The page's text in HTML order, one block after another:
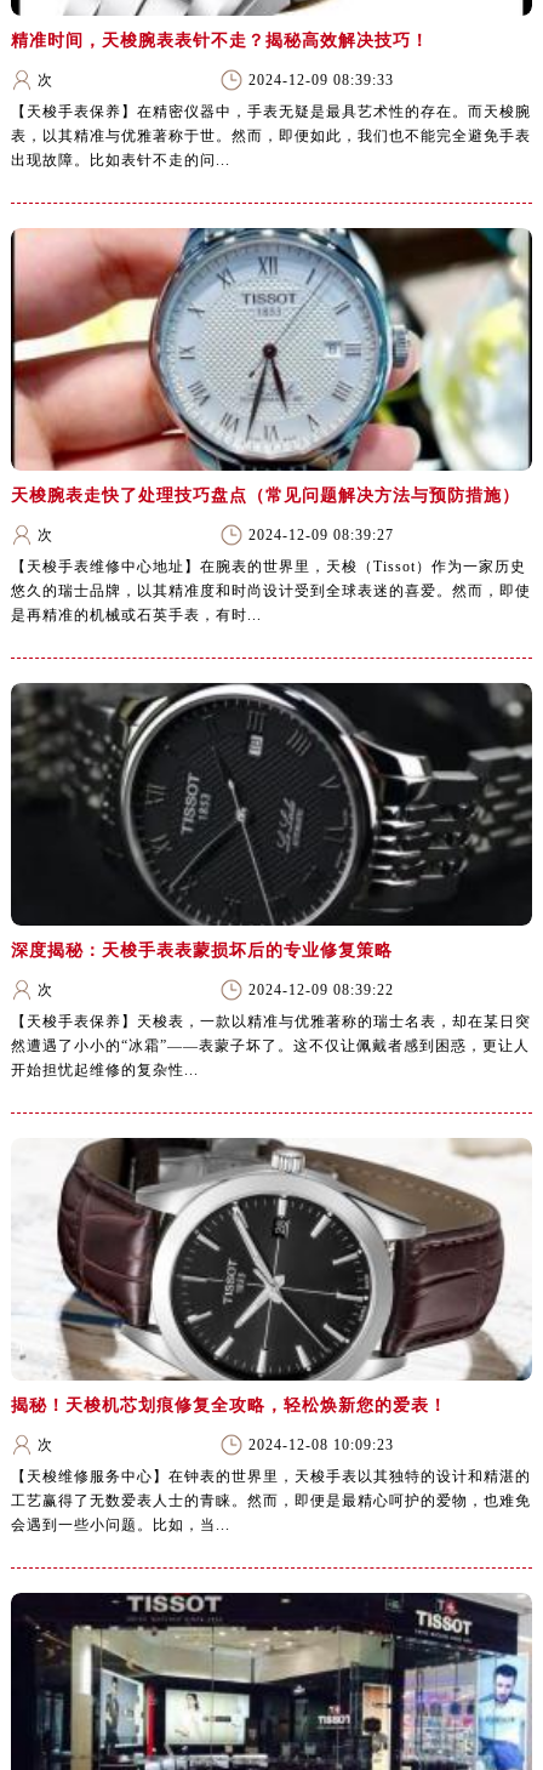
精准时间，天梭腕表表针不走？揭秘高效解决技巧！
次
2024-12-09 08:39:33
【天梭手表保养】在精密仪器中，手表无疑是最具艺术性的存在。而天梭腕
表，以其精准与优雅著称于世。然而，即便如此，我们也不能完全避免手表
出现故障。比如表针不走的问...
天梭腕表走快了处理技巧盘点（常见问题解决方法与预防措施）
次
2024-12-09 08:39:27
【天梭手表维修中心地址】在腕表的世界里，天梭（Tissot）作为一家历史
悠久的瑞士品牌，以其精准度和时尚设计受到全球表迷的喜爱。然而，即使
是再精准的机械或石英手表，有时...
深度揭秘：天梭手表表蒙损坏后的专业修复策略
次
2024-12-09 08:39:22
【天梭手表保养】天梭表，一款以精准与优雅著称的瑞士名表，却在某日突
然遭遇了小小的“冰霜”——表蒙子坏了。这不仅让佩戴者感到困惑，更让人
开始担忧起维修的复杂性...
揭秘！天梭机芯划痕修复全攻略，轻松焕新您的爱表！
次
2024-12-08 10:09:23
【天梭维修服务中心】在钟表的世界里，天梭手表以其独特的设计和精湛的
工艺赢得了无数爱表人士的青睐。然而，即便是最精心呵护的爱物，也难免
会遇到一些小问题。比如，当...